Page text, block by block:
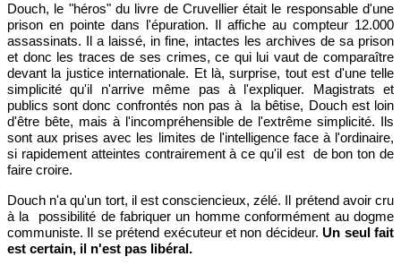
Douch, le "héros" du livre de Cruvellier était le responsable d'une
prison en pointe dans l'épuration. Il affiche au compteur 12.000
assassinats. Il a laissé, in fine, intactes les archives de sa prison
et donc les traces de ses crimes, ce qui lui vaut de comparaître
devant la justice internationale. Et là, surprise, tout est d'une telle
simplicité qu'il n'arrive même pas à l'expliquer. Magistrats et
publics sont donc confrontés non pas à la bêtise, Douch est loin
d'être bête, mais à l'incompréhensible de l'extrême simplicité. Ils
sont aux prises avec les limites de l'intelligence face à l'ordinaire,
si rapidement atteintes contrairement à ce qu'il est de bon ton de
faire croire.
Douch n'a qu'un tort, il est consciencieux, zélé. Il prétend avoir cru
à la possibilité de fabriquer un homme conformément au dogme
communiste. Il se prétend exécuteur et non décideur.Un seul fait
est certain, il n'est pas libéral.